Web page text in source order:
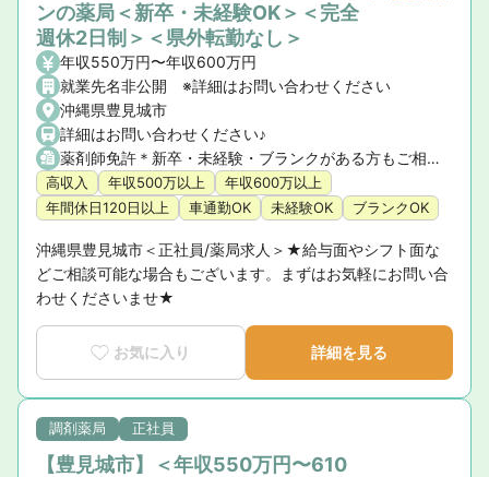
ンの薬局＜新卒・未経験OK＞＜完全
週休2日制＞＜県外転勤なし＞
年収550万円〜年収600万円
就業先名非公開 ※詳細はお問い合わせください
沖縄県豊見城市
詳細はお問い合わせください♪
薬剤師免許＊新卒・未経験・ブランクがある方もご相談可能です（年収等の詳細はお問い合わせください）
高収入 年収500万以上
年収600万以上
年間休日120日以上
車通勤OK 未経験OK ブランクOK
沖縄県豊見城市＜正社員/薬局求人＞★給与面やシフト面な
どご相談可能な場合もございます。まずはお気軽にお問い合
わせくださいませ★
お気に入り 詳細を見る
調剤薬局 正社員
【豊見城市】＜年収550万円〜610